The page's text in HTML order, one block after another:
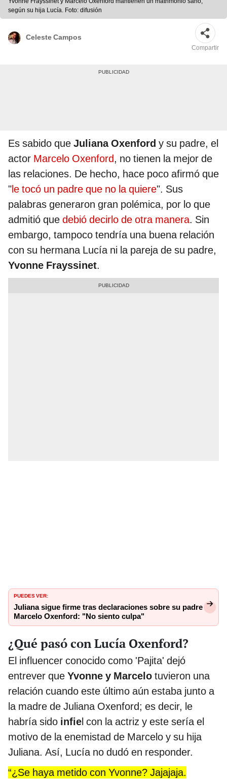
según su hija Lucía. Foto: difusión
Celeste Campos
Compartir
Es sabido que Juliana Oxenford y su padre, el
actor Marcelo Oxenford, no tienen la mejor de
las relaciones. De hecho, hace poco afirmó que
"le tocó un padre que no la quiere". Sus
palabras generaron gran polémica, por lo que
admitió que debió decirlo de otra manera. Sin
embargo, tampoco tendría una buena relación
con su hermana Lucía ni la pareja de su padre,
Yvonne Frayssinet.
PUEDES VER:
Juliana sigue firme tras declaraciones sobre su padre
Marcelo Oxenford: "No siento culpa"
¿Qué pasó con Lucía Oxenford?
El influencer conocido como 'Pajita' dejó
entrever que Yvonne y Marcelo tuvieron una
relación cuando este último aún estaba junto a
la madre de Juliana Oxenford; es decir, le
habría sido infiel con la actriz y este sería el
motivo de la enemistad de Marcelo y su hija
Juliana. Así, Lucía no dudó en responder.
“¿Se haya metido con Yvonne? Jajajaja.